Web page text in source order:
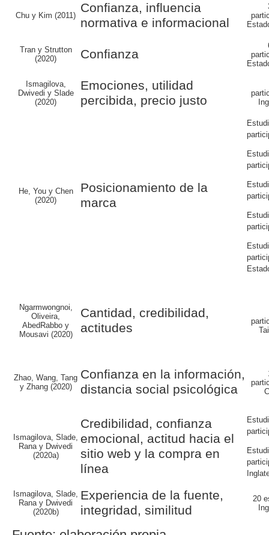
Chu y Kim (2011)
Confianza, influencia
normativa e informacional
Tran y Strutton
(2020)
Confianza
Ismagilova,
Dwivedi y Slade
(2020)
Emociones, utilidad
percibida, precio justo
He, You y Chen
(2020)
Posicionamiento de la
marca
Ngarmwongnoi,
Oliveira,
AbedRabbo y
Mousavi (2020)
Cantidad, credibilidad ,
actitudes
Zhao, Wang, Tang
y Zhang (2020)
Confianza en la información,
distancia social psicológica
Ismagilova, Slade,
Rana y Dwivedi
(2020a)
Credibilidad, confianza
emocional, actitud hacia el
sitio web y la compra en
línea
Ismagilova, Slade,
Rana y Dwivedi
(2020b)
Experiencia de la fuente,
integridad, similitud
20